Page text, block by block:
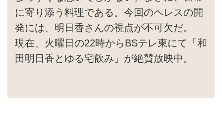
に寄り添う料理である。今回のヘレスの開
発には、明日香さんの視点が不可欠だ。
現在、火曜日の22時からBSテレ東にて「和
田明日香とゆる宅飲み」が絶賛放映中。